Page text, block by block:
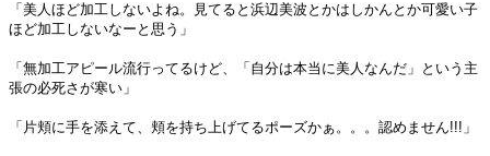
「美人ほど加工しないよね。見てると浜辺美波とかはしかんとか可愛い子
ほど加工しないなーと思う」
「無加工アピール流行ってるけど、「自分は本当に美人なんだ」という主
張の必死さが寒い」
「片頬に手を添えて、頬を持ち上げてるポーズかぁ。。。認めません!!!」